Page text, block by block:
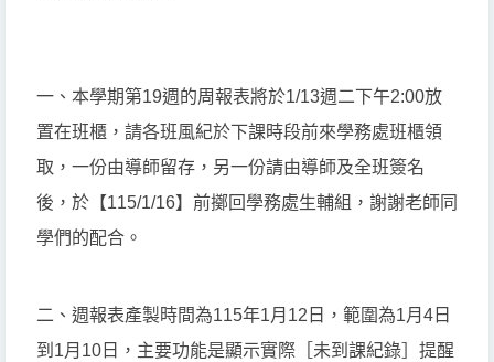
一、本學期第19週的周報表將於1/13週二下午2:00放
置在班櫃，請各班風紀於下課時段前來學務處班櫃領
取，一份由導師留存，另一份請由導師及全班簽名
後，於【115/1/16】前擲回學務處生輔組，謝謝老師同
學們的配合。
二、週報表產製時間為115年1月12日，範圍為1月4日
到1月10日，主要功能是顯示實際［未到課紀錄］提醒